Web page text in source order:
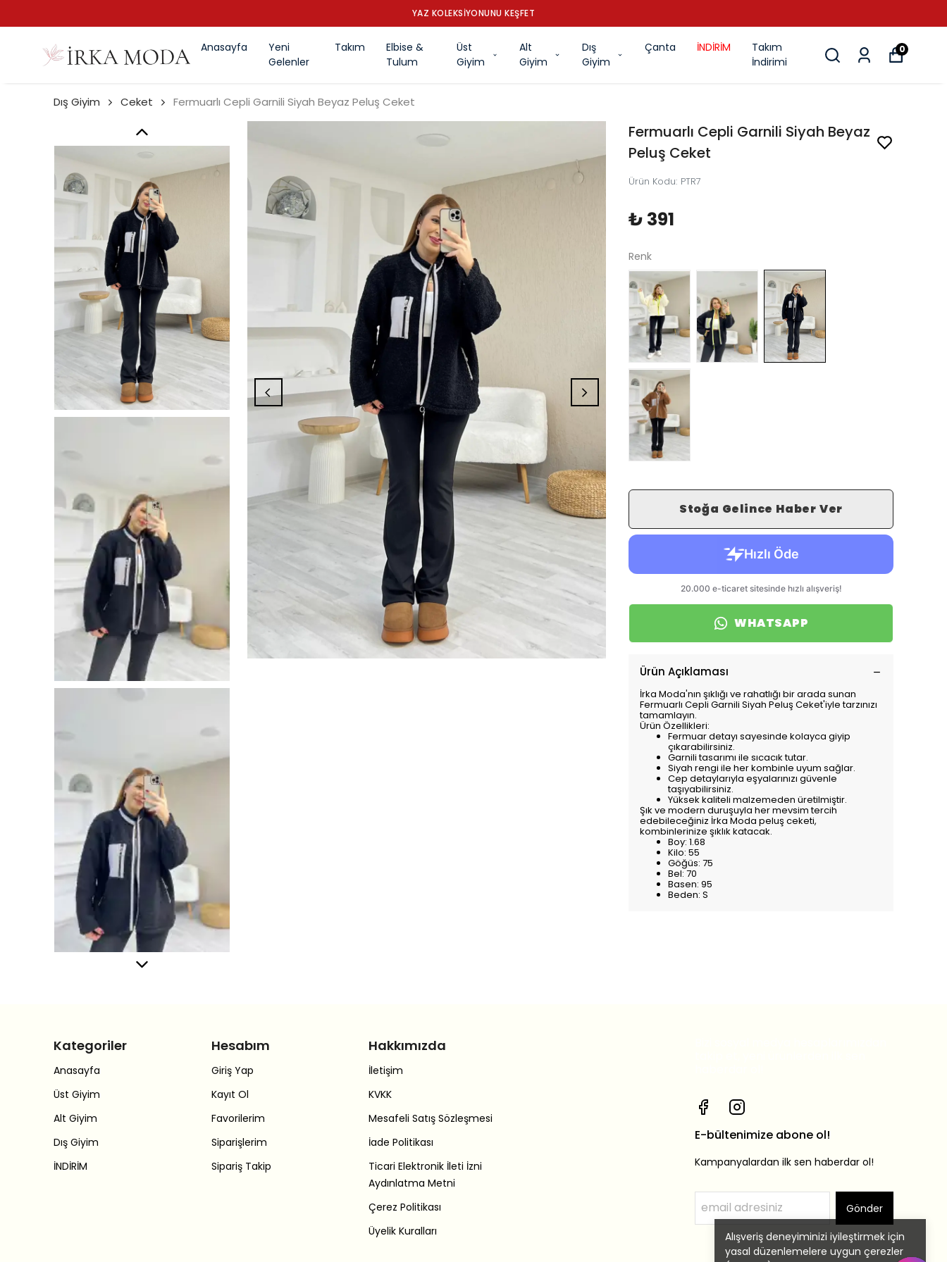
YAZ KOLEKSİYONUNU KEŞFET
Anasayfa
Yeni
Gelenler
Takım
Elbise &
Tulum
Üst
Giyim
Alt
Giyim
Dış
Giyim
Çanta İNDİRİM
Takım
İndirimi
0
Alışveriş deneyiminizi iyileştirmek için
yasal düzenlemelere uygun çerezler
Dış Giyim Ceket Fermuarlı Cepli Garnili Siyah Beyaz Peluş Ceket
Fermuarlı Cepli Garnili Siyah Beyaz
Peluş Ceket
Ürün Kodu: PTR7
₺ 391
Renk
Stoğa Gelince Haber Ver
WHATSAPP
Ürün Açıklaması
İrka Moda'nın şıklığı ve rahatlığı bir arada sunan
Fermuarlı Cepli Garnili Siyah Peluş Ceket'iyle tarzınızı
tamamlayın.
Ürün Özellikleri:
Fermuar detayı sayesinde kolayca giyip
çıkarabilirsiniz.
Garnili tasarımı ile sıcacık tutar.
Siyah rengi ile her kombinle uyum sağlar.
Cep detaylarıyla eşyalarınızı güvenle
taşıyabilirsiniz.
Yüksek kaliteli malzemeden üretilmiştir.
Şık ve modern duruşuyla her mevsim tercih
edebileceğiniz İrka Moda peluş ceketi,
kombinlerinize şıklık katacak.
Boy: 1.68
Kilo: 55
Göğüs: 75
Bel: 70
Basen: 95
Beden: S
Kategoriler
Anasayfa
Üst Giyim
Alt Giyim
Dış Giyim
İNDİRİM
Hesabım
Giriş Yap
Kayıt Ol
Favorilerim
Siparişlerim
Sipariş Takip
Hakkımızda
İletişim
KVKK
Mesafeli Satış Sözleşmesi
İade Politikası
Ticari Elektronik İleti İzni
Aydınlatma Metni
Çerez Politikası
Üyelik Kuralları
E-bültenimize abone ol!
Kampanyalardan ilk sen haberdar ol!
Gönder